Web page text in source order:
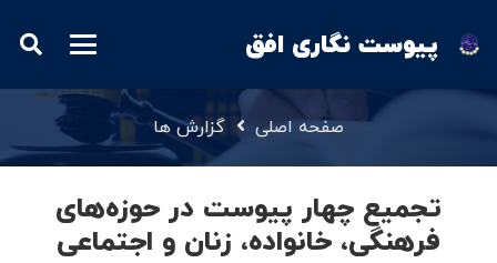
پیوست نگاری افق
صفحه اصلی گزارش ها
تجمیع چهار پیوست در حوزه‌های
فرهنگی، خانواده، زنان و اجتماعی